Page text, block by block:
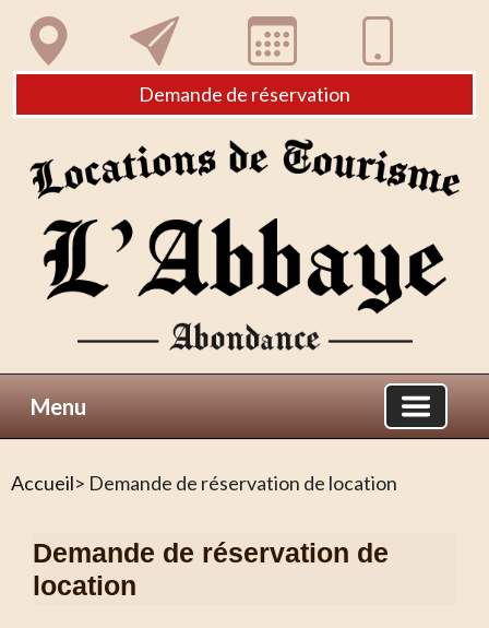
Demande de réservation
Menu
Accueil> Demande de réservation de location
Demande de réservation de
location